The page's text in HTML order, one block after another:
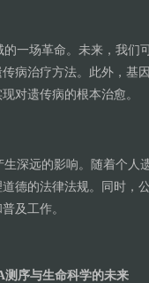
一场革命。未来，我们
病治疗方法。此外，基
对遗传病的根本治愈。
深远的影响。随着个人
德的法律法规。同时，
及工作。
测序与生命科学的未来